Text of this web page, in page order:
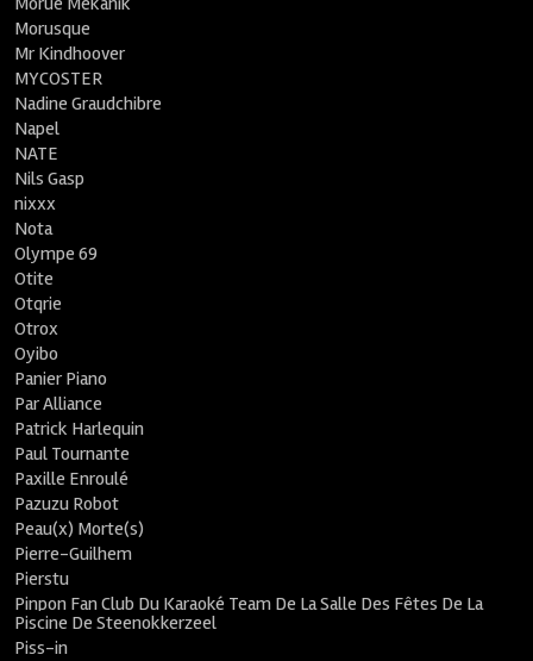
Morusque
Mr Kindhoover
MYCOSTER
Nadine Graudchibre
Napel
NATE
Nils Gasp
nixxx
Nota
Olympe 69
Otite
Otqrie
Otrox
Oyibo
Panier Piano
Par Alliance
Patrick Harlequin
Paul Tournante
Paxille Enroulé
Pazuzu Robot
Peau(x) Morte(s)
Pierre-Guilhem
Pierstu
Pinpon Fan Club Du Karaoké Team De La Salle Des Fêtes De La
Piscine De Steenokkerzeel
Piss-in